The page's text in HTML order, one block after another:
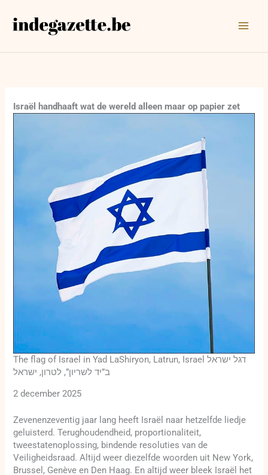
naar
Israël handhaaft wat de wereld alleen maar op papier zet
The flag of Israel in Yad LaShiryon, Latrun, Israel דגל ישראל
ב”יד לשריון”, לטרון, ישראל
2 december 2025
Zevenenzeventig jaar lang heeft Israël naar hetzelfde liedje
geluisterd. Terughoudendheid, proportionaliteit,
tweestatenoplossing, bindende resoluties van de
Veiligheidsraad. Altijd weer diezelfde woorden uit New York,
Brussel, Genève en Den Haag. En altijd weer bleek Israël het